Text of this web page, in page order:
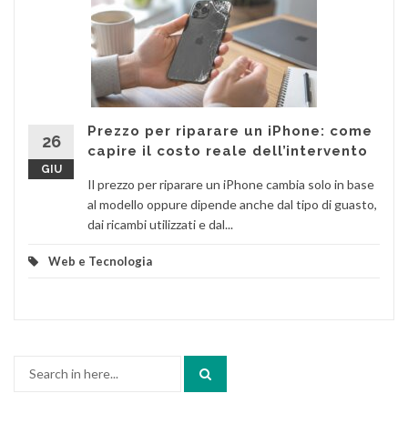
26
GIU
Prezzo per riparare un iPhone: come
capire il costo reale dell’intervento
Il prezzo per riparare un iPhone cambia solo in base
al modello oppure dipende anche dal tipo di guasto,
dai ricambi utilizzati e dal...
Web e Tecnologia